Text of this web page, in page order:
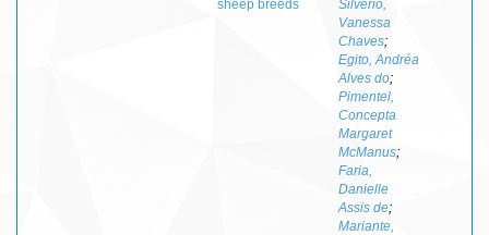
sheep breeds
Silvério,
Vanessa
Chaves;
Egito, Andréa
Alves do;
Pimentel,
Concepta
Margaret
McManus;
Faria,
Danielle
Assis de;
Mariante,